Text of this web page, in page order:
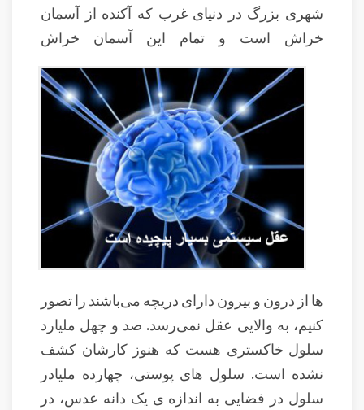
شهری بزرگ در دنیای غرب که آکنده از آسمان
خراش است و تمام این آسمان خراش
ها از درون و بیرون دارای دریچه می‌باشند را تصور
کنیم، به والایی عقل نمی‌رسد. صد و چهل ملیارد
سلول خاکستری هست که هنوز کارشان کشف
نشده است. سلول های پوستی، چهارده ملیادر
سلول در فضایی به اندازه ی یک دانه عدس، در